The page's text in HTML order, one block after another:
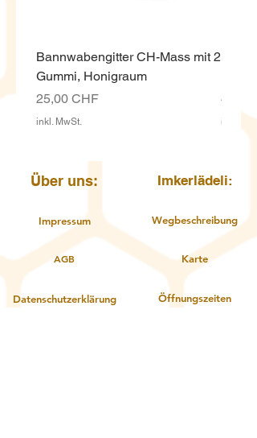
Bannwabengitter CH-Mass mit 2
Gummi, Honigraum
Preis
25,00 CHF
inkl. MwSt.
Preis
4,00
inkl.
Über uns: Imkerlädeli:
Impressum
AGB
Datenschutzerklärung
Wegbeschreibung
Karte
Öffnungszeiten